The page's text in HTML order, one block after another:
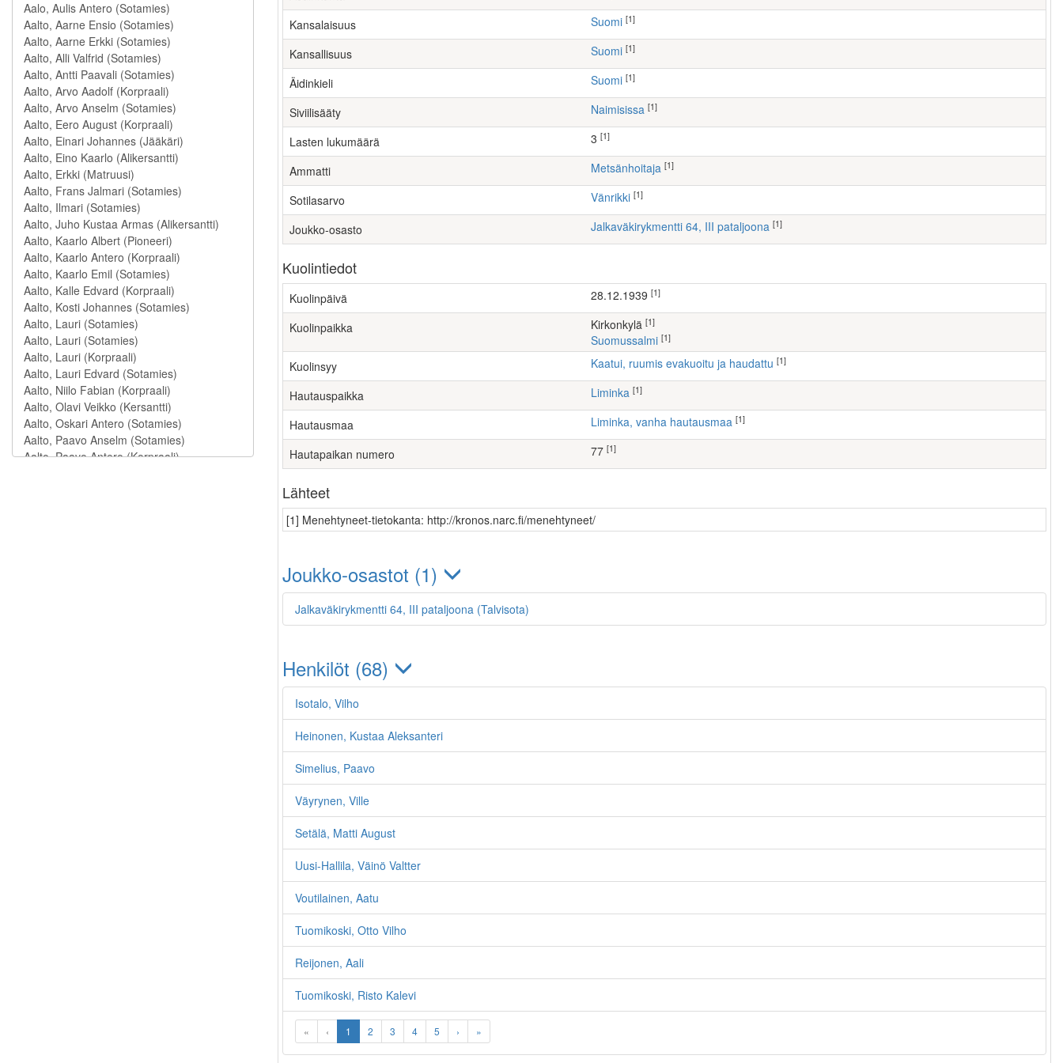
Kansalaisuus Suomi [1]
Kansallisuus Suomi [1]
Äidinkieli Suomi [1]
Siviilisääty Naimisissa [1]
Lasten lukumäärä [1]
Ammatti metsänhoitaja [1]
Sotilasarvo Vänrikki [1]
Joukko-osasto Jalkaväkirykmentti 64, III pataljoona [1]
Kuolintiedot
Kuolinpäivä 28.12.1939 [1]
Kuolinpaikka kirkonkylä [1]
Suomussalmi [1]
Kuolinsyy Kaatui, ruumis evakuoitu ja haudattu [1]
Hautauspaikka Liminka [1]
Hautausmaa Liminka, vanha hautausmaa [1]
Hautapaikan numero 77 [1]
Lähteet
[1] Menehtyneet-tietokanta: http://kronos.narc.fi/menehtyneet/
Joukko-osastot (1)
Jalkaväkirykmentti 64, III pataljoona (Talvisota)
Henkilöt (68)
Isotalo, Vilho
Heinonen, Kustaa Aleksanteri
Simelius, Paavo
Väyrynen, Ville
Setälä, Matti August
Uusi-Hallila, Väinö Valtter
Voutilainen, Aatu
Tuomikoski, Otto Vilho
Reijonen, Aali
Tuomikoski, Risto Kalevi
« ‹ 1 2 3 4 5 › »